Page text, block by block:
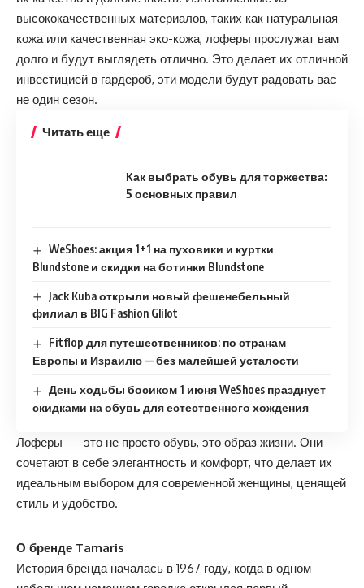
высококачественных материалов, таких как натуральная
кожа или качественная эко-кожа, лоферы прослужат вам
долго и будут выглядеть отлично. Это делает их отличной
инвестицией в гардероб, эти модели будут радовать вас
не один сезон.
Читать еще
Как выбрать обувь для торжества:
5 основных правил
WeShoes: акция 1+1 на пуховики и куртки
Blundstone и скидки на ботинки Blundstone
Jack Kuba открыли новый фешенебельный
филиал в BIG Fashion Glilot
Fitflop для путешественников: по странам
Европы и Израилю — без малейшей усталости
День ходьбы босиком 1 июня WeShoes празднует
скидками на обувь для естественного хождения
Лоферы — это не просто обувь, это образ жизни. Они
сочетают в себе элегантность и комфорт, что делает их
идеальным выбором для современной женщины, ценящей
стиль и удобство.
О бренде Tamaris
История бренда началась в 1967 году, когда в одном